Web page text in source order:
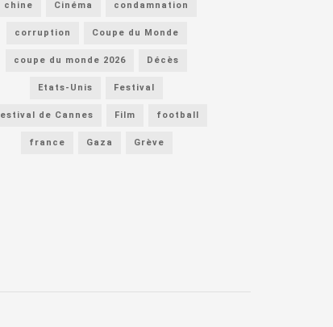
chine Cinéma condamnation
corruption Coupe du Monde
coupe du monde 2026 Décès
Etats-Unis Festival
de Cannes Film football
france Gaza Grève